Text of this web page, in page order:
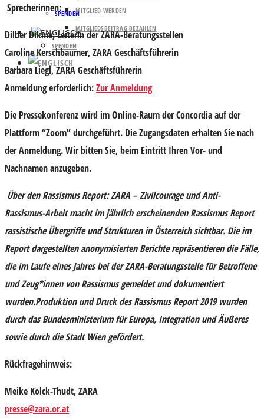
SPENDENMITGLIED WERDEN
MITGLIEDSBEITRAG BEZAHLEN
SPENDEN
Sprecherinnen:
Dilber Dikme, Leiterin der ZARA-Beratungsstellen
Caroline Kerschbaumer, ZARA Geschäftsführerin
Barbara Liegl, ZARA Geschäftsführerin
Anmeldung erforderlich:Zur Anmeldung
Die Pressekonferenz wird im Online-Raum der Concordia auf der
Plattform “Zoom” durchgeführt. Die Zugangsdaten erhalten Sie nach
der Anmeldung. Wir bitten Sie, beim Eintritt Ihren Vor- und
Nachnamen anzugeben.
Über den Rassismus Report:ZARA – Zivilcourage und Anti-
Rassismus-Arbeit macht im jährlich erscheinenden Rassismus Report
rassistische Übergriffe und Strukturen in Österreich sichtbar. Die im
Report dargestellten anonymisierten Berichte repräsentieren die Fälle,
die im Laufe eines Jahres bei der ZARA-Beratungsstelle für Betroffene
und Zeug*innen von Rassismus gemeldet und dokumentiert
wurden.Produktion und Druck des Rassismus Report 2019 wurden
durch das Bundesministerium für Europa, Integration und Äußeres
sowie durch die Stadt Wien gefördert.
Rückfragehinweis:
Meike Kolck-Thudt, ZARA
presse@zara.or.at